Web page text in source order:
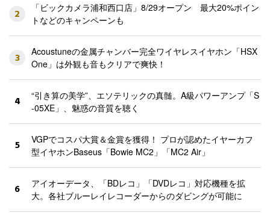
2
「ビックカメラ浦和西口店」8/29オープン 最大20%ポイン
トなどのキャンペーンも
3
Acoustuneの金属チャンバー完全ワイヤレスイヤホン「HSX
One」は外観も音もクリアで爽快！
4
“引き算の美学”、エソテリックの真髄。A級パワーアンプ「S
-05XE」、魅惑の音質を聴く
5
VGPでコスパ大賞＆金賞を獲得！ プロが認めたイヤーカフ
型イヤホンBaseus「Bowie MC2」「MC2 Air」
6
アイオーデータ、「BDレコ」「DVDレコ」対応機種を拡
大。各社ブルーレイレコーダーからのダビングが可能に